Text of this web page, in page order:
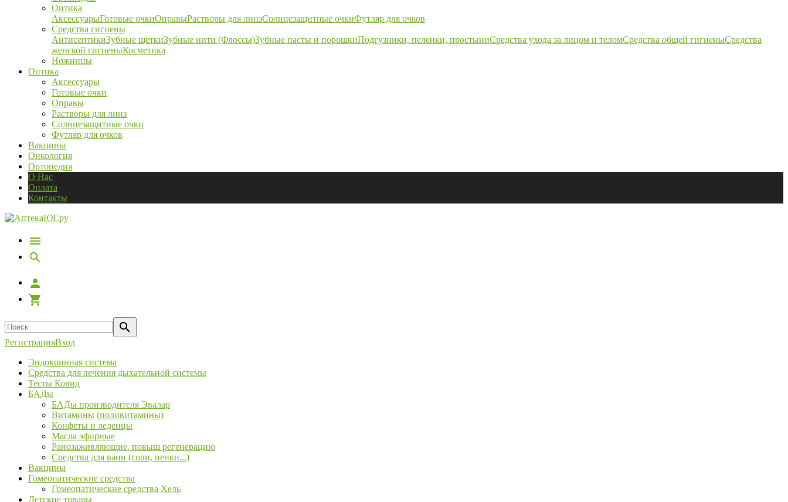
Оптика
АксессуарыГотовые очкиОправыРастворы для линзСолнцезащитные очкиФутляр для очков
Средства гигиены
АнтисептикиЗубные щеткиЗубные нити (Флоссы)Зубные пасты и порошкиПодгузники, пеленки, простыниСредства ухода за лицом и теломСредства общей гигиеныСредства
женской гигиеныКосметика
Ножницы
Оптика
Аксессуары
Готовые очки
Оправы
Растворы для линз
Солнцезащитные очки
Футляр для очков
Вакцины
Онкология
Ортопедия
О Нас
Оплата
Контакты
РегистрацияВход
Эндокринная система
Средства для лечения дыхательной системы
Тесты Ковид
БАДы
БАДы производителя Эвалар
Витамины (поливитамины)
Конфеты и леденцы
Масла эфирные
Ранозаживляющие, повыш регенерацию
Средства для ванн (соли, пенки...)
Вакцины
Гомеопатические средства
Гомеопатические средства Хель
Детские товары